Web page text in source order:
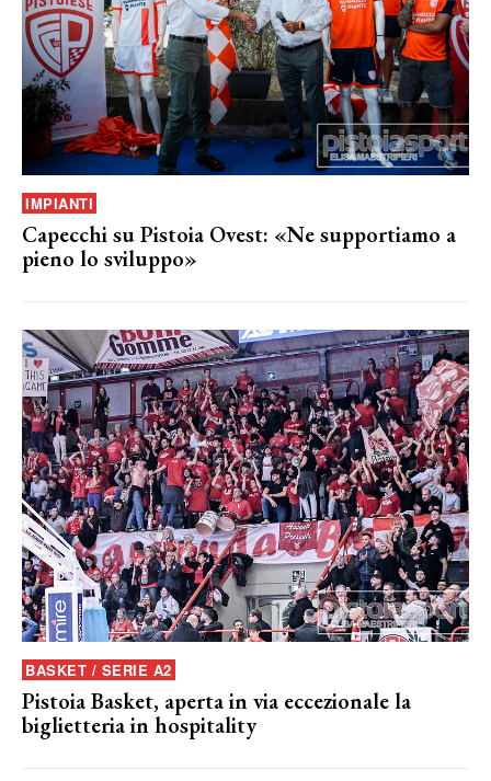
IMPIANTI
Capecchi su Pistoia Ovest: «Ne supportiamo a
pieno lo sviluppo»
BASKET / SERIE A2
Pistoia Basket, aperta in via eccezionale la
biglietteria in hospitality